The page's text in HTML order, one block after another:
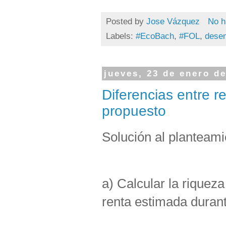
Posted by Jose Vázquez
No
Labels: #EcoBach, #FOL,
jueves, 23 de enero
Diferencias entre
propuesto
Solución al
a) Calcular la
renta estimada